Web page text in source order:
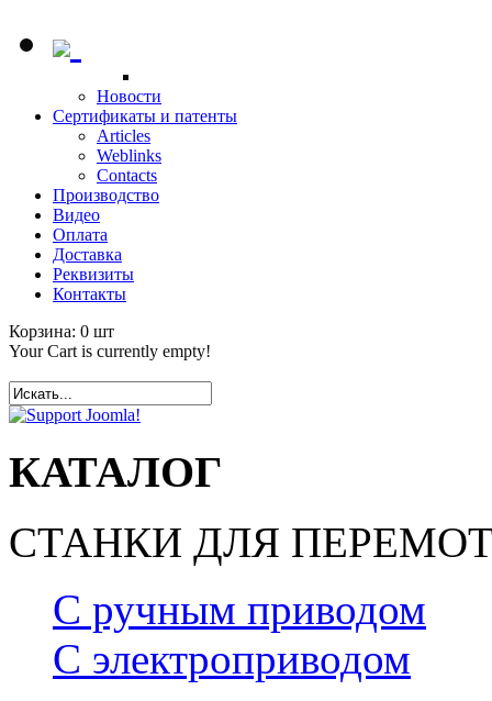
Новости
Сертификаты и патенты
Articles
Weblinks
Contacts
Производство
Видео
Оплата
Доставка
Реквизиты
Контакты
Корзина: 0 шт
Your Cart is currently empty!
КАТАЛОГ
СТАНКИ ДЛЯ
С ручным приводом
С электроприводом